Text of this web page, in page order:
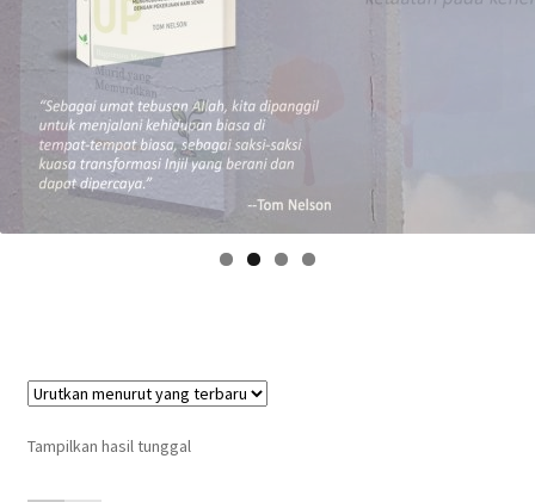
Tampilkan hasil tunggal